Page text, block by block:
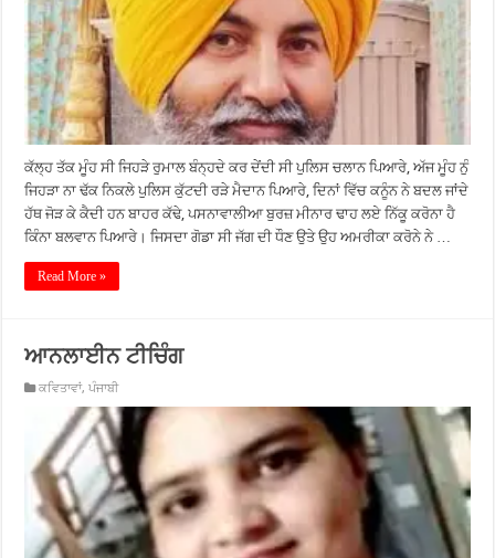
ਕੱਲ੍ਹ ਤੱਕ ਮੂੰਹ ਸੀ ਜਿਹੜੇ ਰੁਮਾਲ ਬੰਨ੍ਹਦੇ ਕਰ ਦੇਂਦੀ ਸੀ ਪੁਲਿਸ ਚਲਾਨ ਪਿਆਰੇ, ਅੱਜ ਮੂੰਹ ਨੁੰ
ਜਿਹੜਾ ਨਾ ਢੱਕ ਨਿਕਲੇ ਪੁਲਿਸ ਕੁੱਟਦੀ ਰੜੇ ਮੈਦਾਨ ਪਿਆਰੇ, ਦਿਨਾਂ ਵਿੱਚ ਕਨੂੰਨ ਨੇ ਬਦਲ ਜਾਂਦੇ
ਹੱਥ ਜੋੜ ਕੇ ਕੈਦੀ ਹਨ ਬਾਹਰ ਕੱਢੇ, ਪਸਨਾਵਾਲੀਆ ਬੁਰਜ਼ ਮੀਨਾਰ ਢਾਹ ਲਏ ਨਿੱਕੂ ਕਰੋਨਾ ਹੈ
ਕਿੰਨਾ ਬਲਵਾਨ ਪਿਆਰੇ। ਜਿਸਦਾ ਗੋਡਾ ਸੀ ਜੱਗ ਦੀ ਧੌਣ ਉਤੇ ਉਹ ਅਮਰੀਕਾ ਕਰੋਨੇ ਨੇ …
Read More »
ਆਨਲਾਈਨ ਟੀਚਿੰਗ
ਕਵਿਤਾਵਾਂ,ਪੰਜਾਬੀ